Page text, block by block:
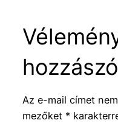
Az e-mail címet
mezőket *